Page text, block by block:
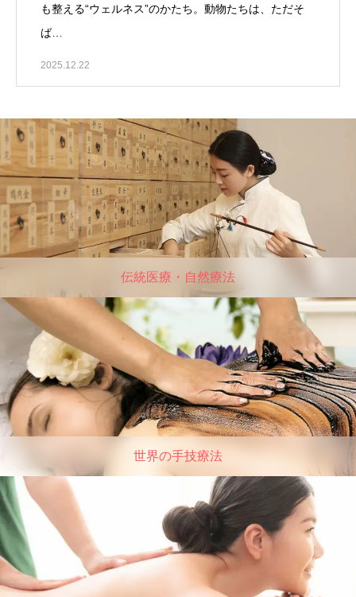
も整える“ウェルネス”のかたち。動物たちは、ただそ
ば…
2025.12.22
伝統医療・自然療法
世界の手技療法